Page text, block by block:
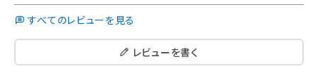
すべてのレビューを見る
レビューを書く